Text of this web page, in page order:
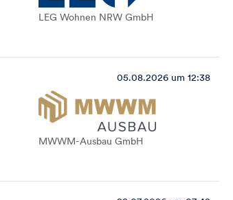
LEG Wohnen NRW GmbH
05.08.2026 um 12:38
MWWM-Ausbau GmbH